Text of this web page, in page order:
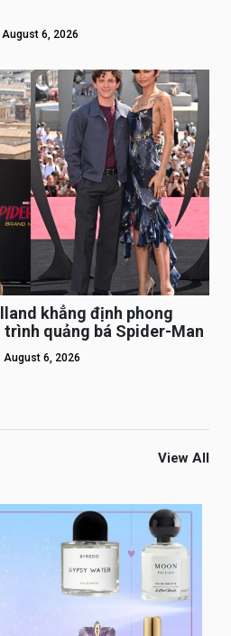
August 6, 2026
khẳng định phong
quảng bá Spider-Man
August 6, 2026
View All